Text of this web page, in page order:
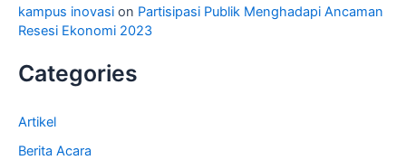
kampus inovasi on Partisipasi Publik Menghadapi Ancaman
Resesi Ekonomi 2023
Categories
Artikel
Berita Acara